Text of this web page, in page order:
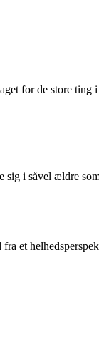
for de store ting
sig i såvel ældre
et